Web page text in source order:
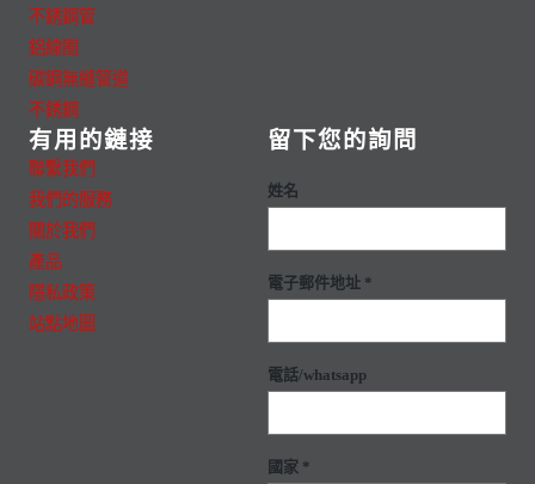
不銹鋼管
鋁線圈
碳鋼無縫管道
不銹鋼
有用的鏈接
聯繫我們
我們的服務
關於我們
產品
隱私政策
站點地圖
留下您的詢問
姓名
電子郵件地址 *
電話/whatsapp
國家 *